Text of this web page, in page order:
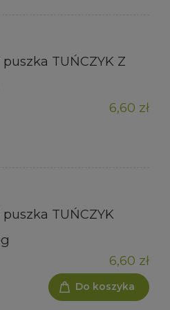
puszka TUŃCZYK Z
6,60 zł
puszka TUŃCZYK
6,60 zł
Do koszyka